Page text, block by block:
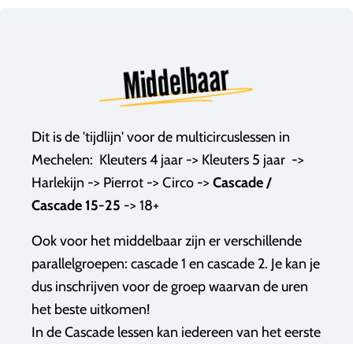
Middelbaar
Dit is de 'tijdlijn' voor de multicircuslessen in
Mechelen: Kleuters 4 jaar -> Kleuters 5 jaar ->
Harlekijn -> Pierrot -> Circo -> Cascade /
Cascade 15-25 -> 18+
Ook voor het middelbaar zijn er verschillende
parallelgroepen: cascade 1 en cascade 2. Je kan je
dus inschrijven voor de groep waarvan de uren
het beste uitkomen!
In de Cascade lessen kan iedereen van het eerste